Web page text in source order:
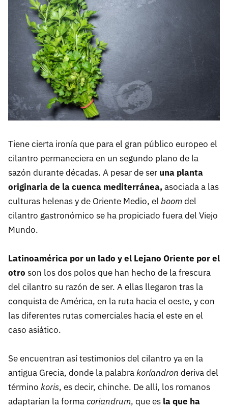
Tiene cierta ironía que para el gran público europeo el
cilantro permaneciera en un segundo plano de la
sazón durante décadas. A pesar de ser una planta
originaria de la cuenca mediterránea,asociada a las
culturas helenas y de Oriente Medio, el boomdel
cilantro gastronómico se ha propiciado fuera del Viejo
Mundo.
Latinoamérica por un lado y el Lejano Oriente por el
otro son los dos polos que han hecho de la frescura
del cilantro su razón de ser. A ellas llegaron tras la
conquista de América, en la ruta hacia el oeste, y con
las diferentes rutas comerciales hacia el este en el
caso asiático.
Se encuentran así testimonios del cilantro ya en la
antigua Grecia, donde la palabrakoríandron deriva del
término koris, es decir, chinche. De allí, los romanos
adaptarían la formacoriandrum, que es la que ha